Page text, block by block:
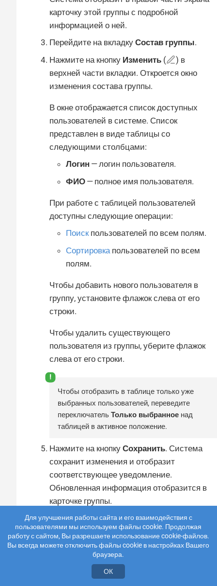
карточку этой группы с подробной
информацией о ней.
Перейдите на вкладку Состав группы.
Нажмите на кнопку Изменить (
) в
верхней части вкладки. Откроется окно
изменения состава группы.
В окне отображается список доступных
пользователей в системе. Список
представлен в виде таблицы со
следующими столбцами:
Логин — логин пользователя.
ФИО — полное имя пользователя.
При работе с таблицей пользователей
доступны следующие операции:
Поискпользователей по всем полям.
Сортировка пользователей по всем
полям.
Чтобы добавить нового пользователя в
группу, установите флажок слева от его
строки.
Чтобы удалить существующего
пользователя из группы, уберите флажок
слева от его строки.
Чтобы отобразить в таблице только уже
выбранных пользователей, переведите
переключатель Только выбранное над
таблицей в активное положение.
Нажмите на кнопку Сохранить. Система
сохранит изменения и отобразит
соответствующее уведомление.
Обновленная информация отобразится в
карточке группы.
Удалять пользователей из группы также можно
через таблицу на вкладкеСостав группы. Для
Перейдите в раздел
Для улучшения работы сайта и его взаимодействия с
пользователями мы используем файлы cookie. Продолжая
работу с сайтом, Вы разрешаете использование cookie-файлов.
Вы всегда можете отключить файлы cookie в настройках Вашего
браузера.
ОК